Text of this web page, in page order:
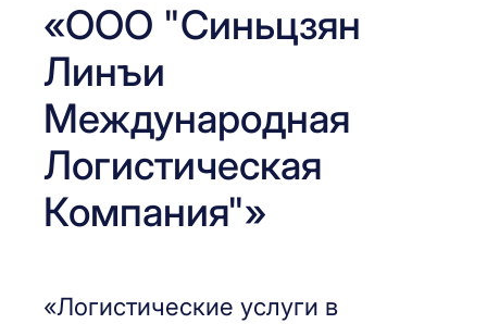
«ООО "Синьцзян
Линъи
Международная
Логистическая
Компания"»
«Логистические услуги в